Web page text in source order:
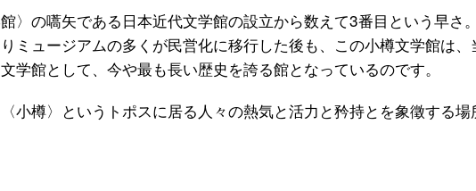
〉の嚆矢である日本近代文学館の設立から数えて3番目という早さ
ミュージアムの多くが民営化に移行した後も、この小樽文学館は
学館として、今や最も長い歴史を誇る館となっているのです。
小樽〉というトポスに居る人々の熱気と活力と矜持とを象徵する場